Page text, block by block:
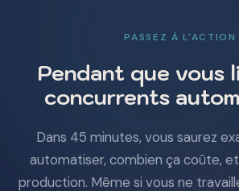
PASSEZ À L'ACTION
Pendant que vous
concurrents
Dans 45 minutes, vous saurez
automatiser, combien ça coûte,
production. Même si vous ne